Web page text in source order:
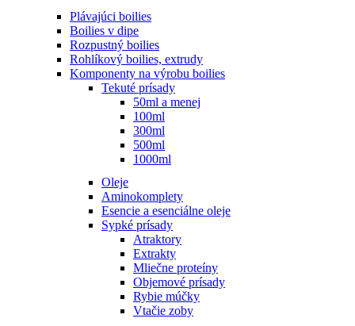
Plávajúci boilies
Boilies v dipe
Rozpustný boilies
Rohlíkový boilies, extrudy
Komponenty na výrobu boilies
Tekuté prísady
50ml a menej
100ml
300ml
500ml
1000ml
Oleje
Aminokomplety
Esencie a esenciálne oleje
Sypké prísady
Atraktory
Extrakty
Mliečne proteíny
Objemové prísady
Rybie múčky
Vtačie zoby